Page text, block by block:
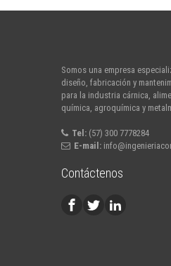
Somos una empresa
diseño, fabricación y
para la industria cárnica,
química, agroquímica y
Tel: (57) 300 7778284
E-mail:
Contáctenos